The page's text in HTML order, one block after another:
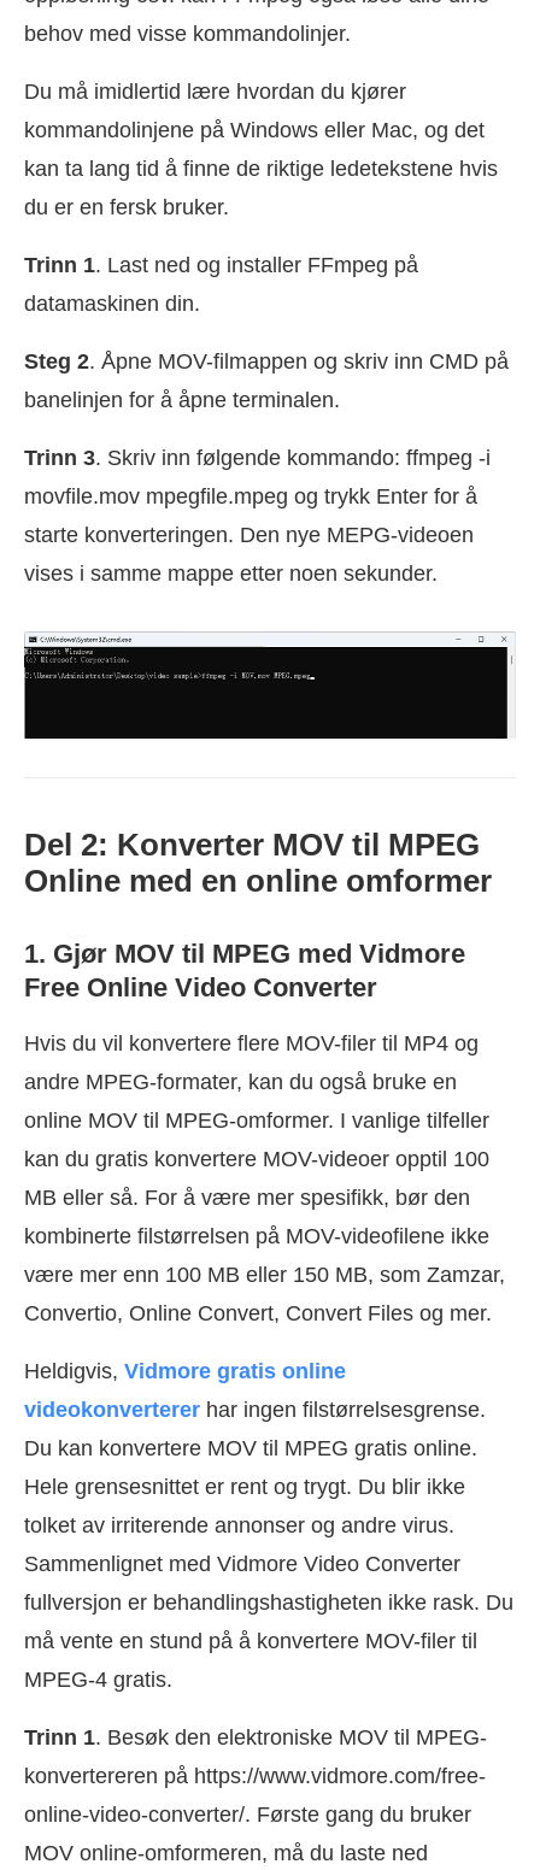
behov med visse kommandolinjer.
Du må imidlertid lære hvordan du kjører
kommandolinjene på Windows eller Mac, og det
kan ta lang tid å finne de riktige ledetekstene hvis
du er en fersk bruker.
Trinn 1. Last ned og installer FFmpeg på
datamaskinen din.
Steg 2. Åpne MOV-filmappen og skriv inn CMD på
banelinjen for å åpne terminalen.
Trinn 3. Skriv inn følgende kommando: ffmpeg -i
movfile.mov mpegfile.mpeg og trykk Enter for å
starte konverteringen. Den nye MEPG-videoen
vises i samme mappe etter noen sekunder.
Del 2: Konverter MOV til MPEG
Online med en online omformer
1. Gjør MOV til MPEG med Vidmore
Free Online Video Converter
Hvis du vil konvertere flere MOV-filer til MP4 og
andre MPEG-formater, kan du også bruke en
online MOV til MPEG-omformer. I vanlige tilfeller
kan du gratis konvertere MOV-videoer opptil 100
MB eller så. For å være mer spesifikk, bør den
kombinerte filstørrelsen på MOV-videofilene ikke
være mer enn 100 MB eller 150 MB, som Zamzar,
Convertio, Online Convert, Convert Files og mer.
Heldigvis, Vidmore gratis online
videokonverterer har ingen filstørrelsesgrense.
Du kan konvertere MOV til MPEG gratis online.
Hele grensesnittet er rent og trygt. Du blir ikke
tolket av irriterende annonser og andre virus.
Sammenlignet med Vidmore Video Converter
fullversjon er behandlingshastigheten ikke rask. Du
må vente en stund på å konvertere MOV-filer til
MPEG-4 gratis.
Trinn 1. Besøk den elektroniske MOV til MPEG-
konvertereren på https://www.vidmore.com/free-
online-video-converter/. Første gang du bruker
MOV online-omformeren, må du laste ned